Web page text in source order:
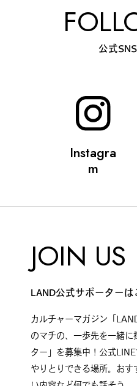
編集部の
#飛行機で
行
札幌カレ
#日帰り遠
公式
Instagra
m
JOIN US
LAND公式サポーターは
カルチャーマガジン「
のマチの、一歩先を一緒
ター」を募集中！公式
やりとりできる場所。お